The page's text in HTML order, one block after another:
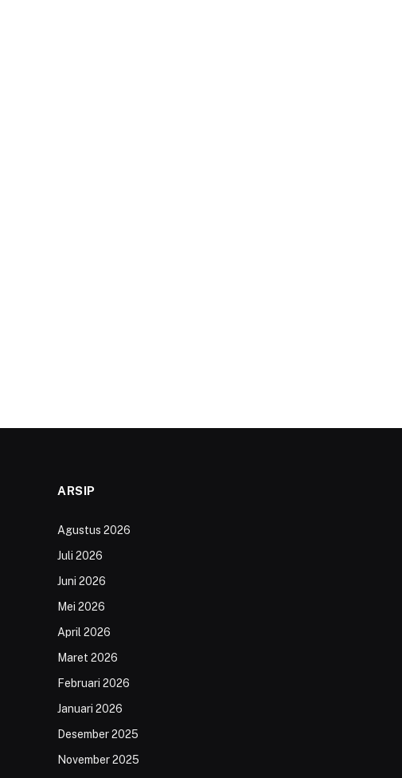
ARSIP
Agustus 2026
Juli 2026
Juni 2026
Mei 2026
April 2026
Maret 2026
Februari 2026
Januari 2026
Desember 2025
November 2025